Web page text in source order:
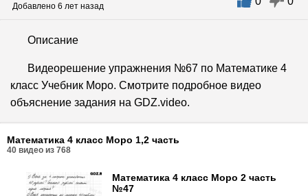
Добавлено 6 лет назад
Описание
Видеорешение упражнения №67 по Математике 4
класс Учебник Моро. Смотрите подробное видео
объяснение задания на GDZ.video.
Математика 4 класс Моро 1,2 часть
40 видео из 768
Математика 4 класс Моро 2 часть
№47